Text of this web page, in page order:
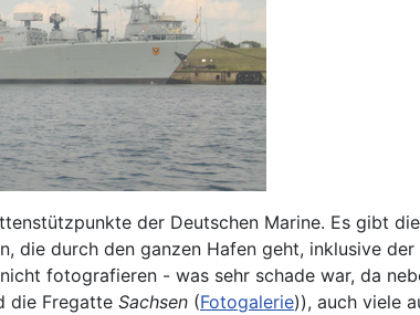
der Deutschen Marine. Es gibt
die durch den ganzen Hafen geht, inklusive
fotografieren - was sehr schade war, da
die Fregatte Sachsen (Fotogalerie)), auch viele